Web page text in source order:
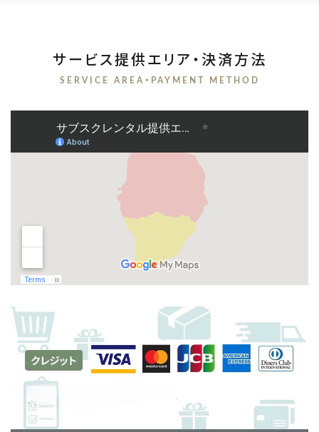
サービス提供エリア・決済方法
SERVICE AREA・PAYMENT METHOD